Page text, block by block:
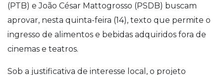
(PTB) e João César Mattogrosso (PSDB) buscam
aprovar, nesta quinta-feira (14), texto que permite o
ingresso de alimentos e bebidas adquiridos fora de
cinemas e teatros.
Sob a justificativa de interesse local, o projeto